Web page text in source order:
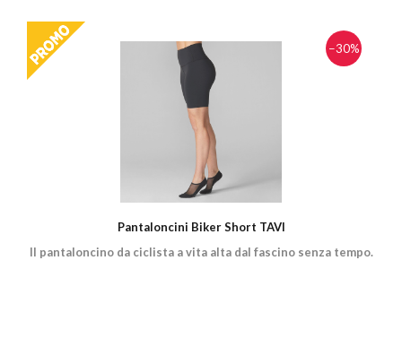
−30%
Pantaloncini Biker Short TAVI
Il pantaloncino da ciclista a vita alta dal fascino senza tempo.